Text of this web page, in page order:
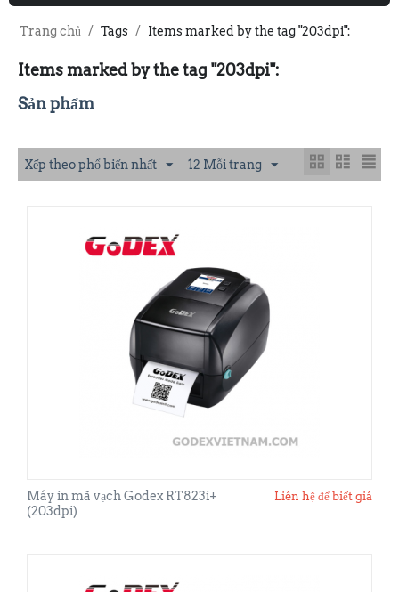
Trang chủ / Tags / Items marked by the tag "203dpi":
Items marked by the tag "203dpi":
Sản phẩm
Xếp theo phổ biến nhất 12 Mỗi trang
Máy in mã vạch Godex RT823i+
(203dpi)
Liên hệ để biết giá